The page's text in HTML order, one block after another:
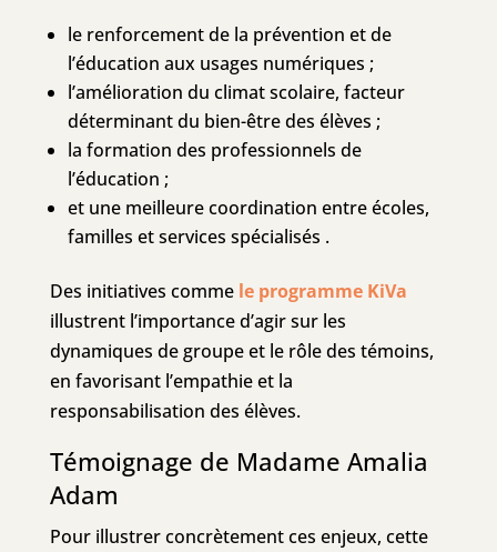
le renforcement de la prévention et de
l’éducation aux usages numériques ;
l’amélioration du climat scolaire, facteur
déterminant du bien-être des élèves ;
la formation des professionnels de
l’éducation ;
et une meilleure coordination entre écoles,
familles et services spécialisés .
Des initiatives comme le programme KiVa
illustrent l’importance d’agir sur les
dynamiques de groupe et le rôle des témoins,
en favorisant l’empathie et la
responsabilisation des élèves.
Témoignage de Madame Amalia
Adam
Pour illustrer concrètement ces enjeux, cette